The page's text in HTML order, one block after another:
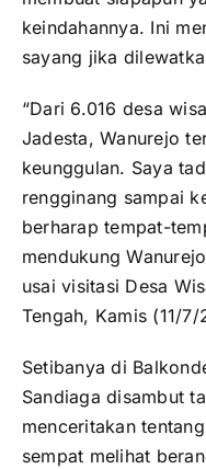
keindahannya. Ini
sayang jika
“Dari 6.016 desa
Jadesta, Wanurejo
keunggulan. Saya
rengginang sampai
berharap tempat-
mendukung
usai visitasi Desa
Tengah, Kamis (11/
Setibanya di
Sandiaga disambut
menceritakan
sempat melihat